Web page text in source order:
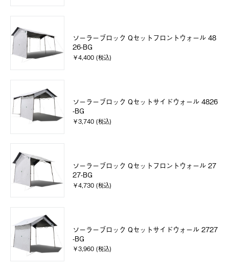
ソーラーブロック Qセットフロントウォール 48
26-BG
￥4,400 (税込)
ソーラーブロック Qセットサイドウォール 4826
-BG
￥3,740 (税込)
ソーラーブロック Qセットフロントウォール 27
27-BG
￥4,730 (税込)
ソーラーブロック Qセットサイドウォール 2727
-BG
￥3,960 (税込)